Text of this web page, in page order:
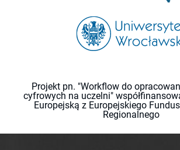
Projekt pn. "Workflow do
cyfrowych na uczelni"
Europejską z Europejskiego
Regionalnego